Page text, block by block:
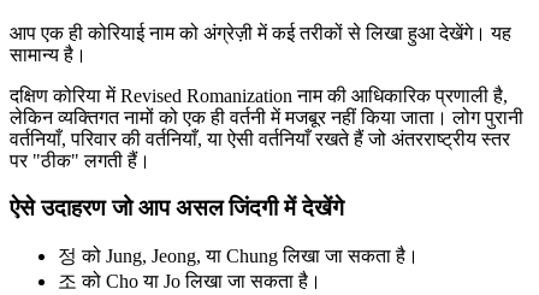
आप एक ही कोरियाई नाम को अंग्रेज़ी में कई तरीकों से लिखा हुआ देखेंगे। यह
सामान्य है।
दक्षिण कोरिया में Revised Romanization नाम की आधिकारिक प्रणाली है,
लेकिन व्यक्तिगत नामों को एक ही वर्तनी में मजबूर नहीं किया जाता। लोग पुरानी
वर्तनियाँ, परिवार की वर्तनियाँ, या ऐसी वर्तनियाँ रखते हैं जो अंतरराष्ट्रीय स्तर
पर "ठीक" लगती हैं।
ऐसे उदाहरण जो आप असल जिंदगी में देखेंगे
정 को Jung, Jeong, या Chung लिखा जा सकता है।
조 को Cho या Jo लिखा जा सकता है।